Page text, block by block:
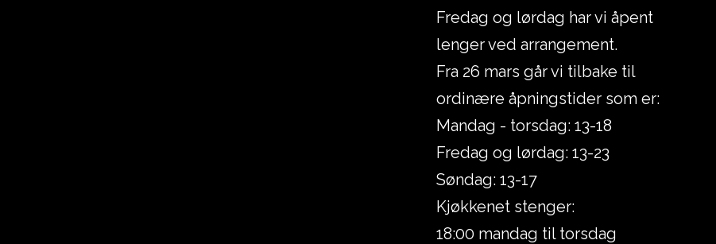
Fredag og lørdag har vi åpent
lenger ved arrangement.
Fra 26 mars går vi tilbake til
ordinære åpningstider som er:
Mandag - torsdag: 13-18
Fredag og lørdag: 13-23
Søndag: 13-17
Kjøkkenet stenger:
18:00 mandag til torsdag